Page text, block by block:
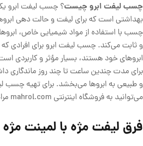
چسب لیفت ابرو چیست؟ چسب لیفت ابرو
بهداشتی است که برای لیفت و حالت دهی
چسب با استفاده از مواد شیمیایی خاص،
و ثابت می‌کند. چسب لیفت ابرو برای افرادی که
ابروهای خود هستند، بسیار مؤثر و کاربردی
برای مدت چندین ساعت تا چند روز ماندگاری
و طبیعی به ابروها می‌بخشد. برای تهیه چسب
می‌توانید به فروشگاه اینترنتی mahrol.com مراجعه کنید.
فرق لیفت مژه با لمینت مژه